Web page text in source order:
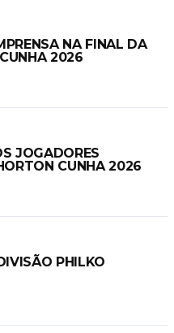
NA FINAL DA
2026
JOGADORES
CUNHA 2026
PHILKO